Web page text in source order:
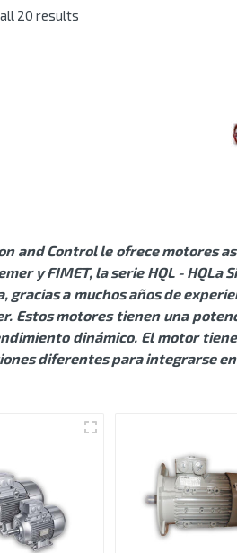
20 results
and Control le ofrece motores
y FIMET, la serie HQL -
gracias a muchos años de
Estos motores tienen una
dinámico. El motor
diferentes para integrarse